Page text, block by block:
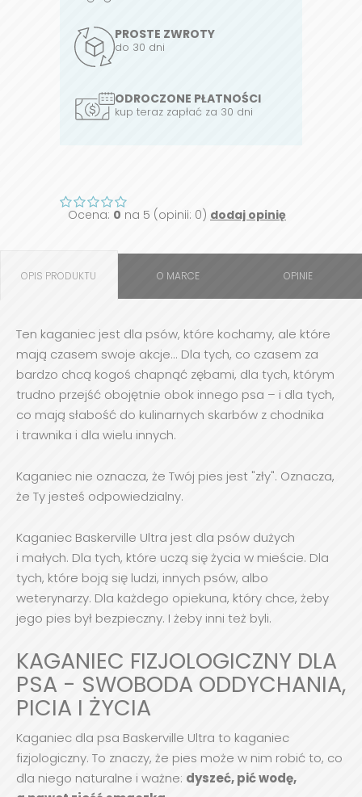
PROSTE ZWROTY
do 30 dni
ODROCZONE PŁATNOŚCI
kup teraz zapłać za 30 dni
Ocena: 0 na 5 (opinii: 0) dodaj opinię
OPIS PRODUKTU O MARCE OPINIE
Ten kaganiec jest dla psów, które kochamy, ale które
mają czasem swoje akcje... Dla tych, co czasem za
bardzo chcą kogoś chapnąć zębami, dla tych, którym
trudno przejść obojętnie obok innego psa – i dla tych,
co mają słabość do kulinarnych skarbów z chodnika
i trawnika i dla wielu innych.
Kaganiec nie oznacza, że Twój pies jest "zły". Oznacza,
że Ty jesteś odpowiedzialny.
Kaganiec Baskerville Ultra jest dla psów dużych
i małych. Dla tych, które uczą się życia w mieście. Dla
tych, które boją się ludzi, innych psów, albo
weterynarzy. Dla każdego opiekuna, który chce, żeby
jego pies był bezpieczny. I żeby inni też byli.
KAGANIEC FIZJOLOGICZNY DLA
PSA - SWOBODA ODDYCHANIA,
PICIA I ŻYCIA
Kaganiec dla psa Baskerville Ultra to kaganiec
fizjologiczny. To znaczy, że pies może w nim robić to, co
dla niego naturalne i ważne: dyszeć, pić wodę,